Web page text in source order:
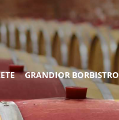
GRANDIOR BORBISTRO